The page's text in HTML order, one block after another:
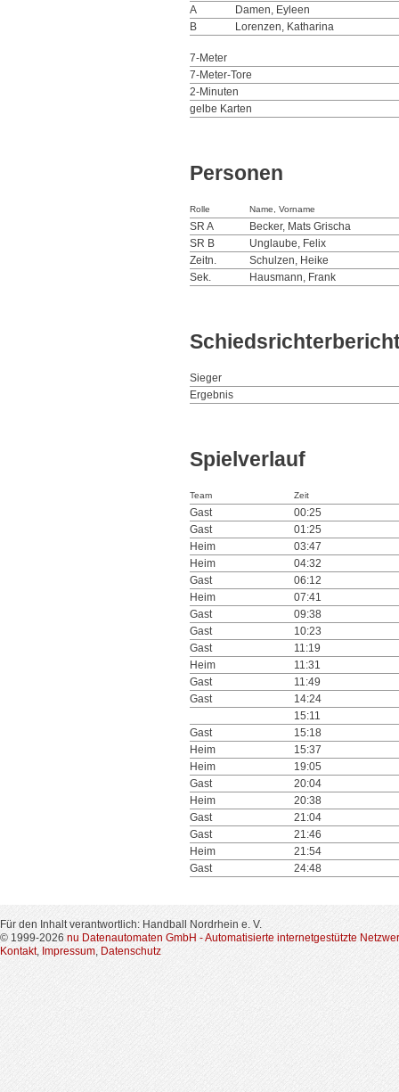
A
Damen, Eyleen
B
Lorenzen, Katharina
7-Meter
7-Meter-Tore
2-Minuten
gelbe Karten
Personen
Rolle Name, Vorname
SR A
Becker, Mats Grischa
SR B
Unglaube, Felix
Zeitn.
Schulzen, Heike
Sek.
Hausmann, Frank
Sieger
Ergebnis
Spielverlauf
Team Zeit
Gast
00:25
Gast
01:25
Heim
03:47
Heim
04:32
Gast
06:12
Heim
07:41
Gast
09:38
Gast
10:23
Gast
11:19
Heim
11:31
Gast
11:49
Gast
14:24
15:11
Gast
15:18
Heim
15:37
Heim
19:05
Gast
20:04
Heim
20:38
Gast
21:04
Gast
21:46
Heim
21:54
Gast
24:48
Für den Inhalt verantwortlich: Handball Nordrhein e. V.
© 1999-2026 nu Datenautomaten GmbH - Automatisierte internetgestützte
Kontakt, Impressum, Datenschutz